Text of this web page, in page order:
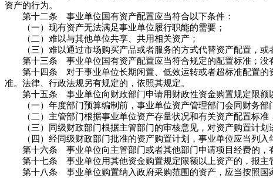
资产的行为。
第十二条 事业单位国有资产配置应当符合以下条件：
（一）现有资产无法满足事业单位履行职能的需要；
（二）难以与其他单位共享、共用相关资产；
（三）难以通过市场购买产品或者服务的方式代替资产配置，或
第十三条 事业单位国有资产配置应当符合规定的配置标准；没有
第十四条 对于事业单位长期闲置、低效运转或者超标准配置的资
准。法律、行政法规另有规定的，依照其规定。
第十五条 事业单位向财政部门申请用财政性资金购置规定限额以
（一）年度部门预算编制前，事业单位资产管理部门会同财务部
（二）主管部门根据事业单位资产存量状况和有关资产配置标准
（三）同级财政部门根据主管部门的审核意见，对资产购置计划
（四）经同级财政部门批准的资产购置计划，事业单位应当列入
第十六条 事业单位向主管部门或者其他部门申请项目经费的，有
第十七条 事业单位用其他资金购置规定限额以上资产的，报主
第十八条 事业单位购置纳入政府采购范围的资产，应当按照国家